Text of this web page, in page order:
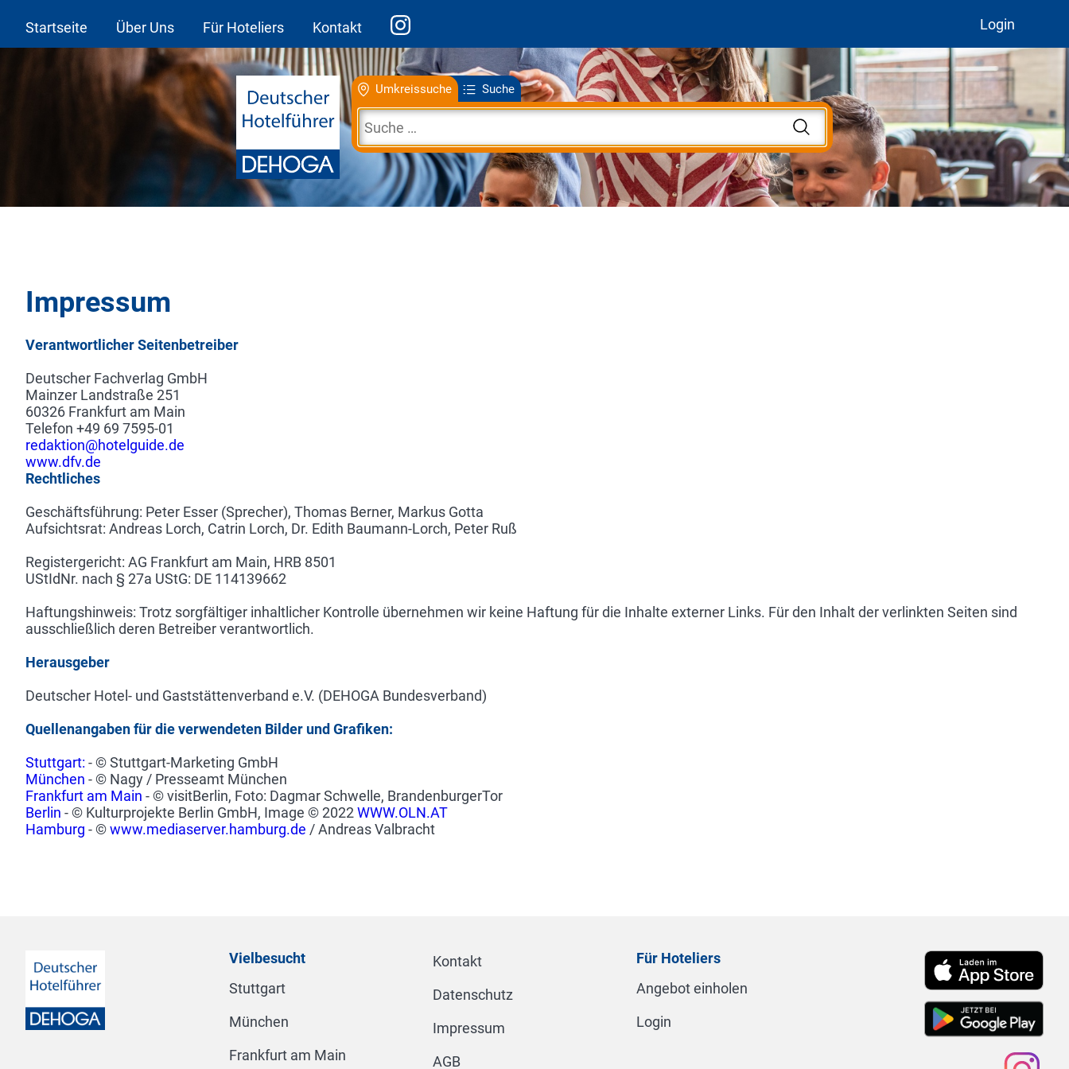
Startseite Über Uns Für Hoteliers Kontakt Login
Umkreissuche Suche
Impressum
Verantwortlicher Seitenbetreiber
Deutscher Fachverlag GmbH
Mainzer Landstraße 251
60326 Frankfurt am Main
Telefon +49 69 7595-01
redaktion@hotelguide.de
www.dfv.de
Rechtliches
Geschäftsführung: Peter Esser (Sprecher), Thomas Berner, Markus Gotta
Aufsichtsrat: Andreas Lorch, Catrin Lorch, Dr. Edith Baumann-Lorch, Peter Ruß
Registergericht: AG Frankfurt am Main, HRB 8501
UStIdNr. nach § 27a UStG: DE 114139662
Haftungshinweis: Trotz sorgfältiger inhaltlicher Kontrolle übernehmen wir keine Haftung für die Inhalte externer Links. Für den Inhalt der verlinkten Seiten sind
ausschließlich deren Betreiber verantwortlich.
Herausgeber
Deutscher Hotel- und Gaststättenverband e.V. (DEHOGA Bundesverband)
Quellenangaben für die verwendeten Bilder und Grafiken:
Stuttgart: - © Stuttgart-Marketing GmbH
München - © Nagy / Presseamt München
Frankfurt am Main - © visitBerlin, Foto: Dagmar Schwelle, BrandenburgerTor
Berlin - © Kulturprojekte Berlin GmbH, Image © 2022WWW.OLN.AT
Hamburg - ©www.mediaserver.hamburg.de / Andreas Valbracht
Vielbesucht
Stuttgart
München
Frankfurt am Main
Kontakt
Datenschutz
Impressum
AGB
Für Hoteliers
Angebot einholen
Login